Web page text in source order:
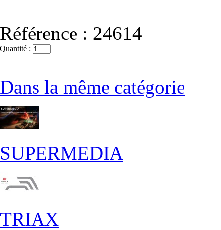
Référence : 24614
Quantité :
Dans la même catégorie
SUPERMEDIA
TRIAX